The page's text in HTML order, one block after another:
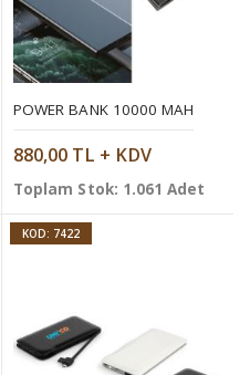
POWER BANK 10000 MAH
880,00 TL + KDV
Toplam Stok: 1.061 Adet
KOD: 7422